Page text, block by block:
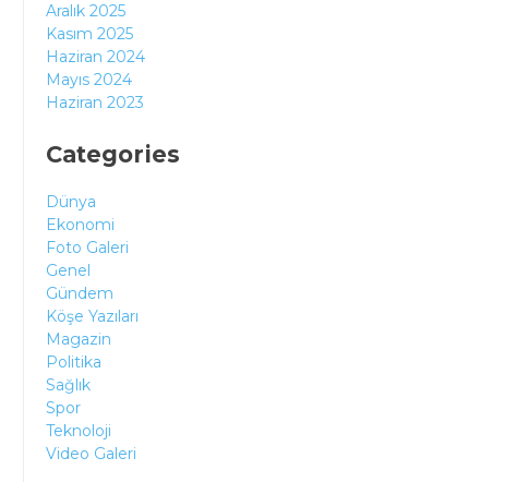
Aralık 2025
Kasım 2025
Haziran 2024
Mayıs 2024
Haziran 2023
Categories
Dünya
Ekonomi
Foto Galeri
Genel
Gündem
Köşe Yazıları
Magazin
Politika
Sağlık
Spor
Teknoloji
Video Galeri